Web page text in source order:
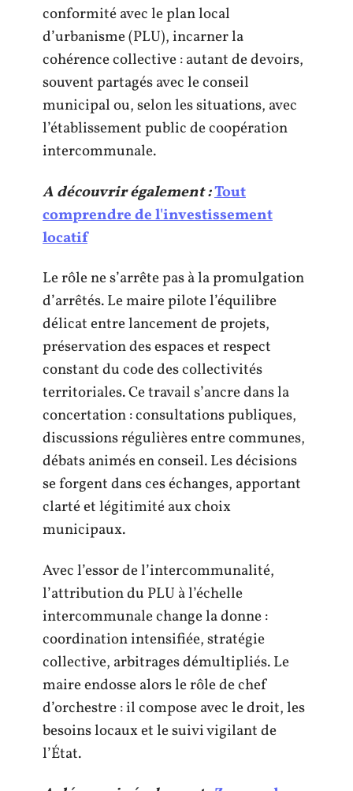
conformité avec le plan local
d’urbanisme (PLU), incarner la
cohérence collective : autant de devoirs,
souvent partagés avec le conseil
municipal ou, selon les situations, avec
l’établissement public de coopération
intercommunale.
A découvrir également :Tout
comprendre de l'investissement
locatif
Le rôle ne s’arrête pas à la promulgation
d’arrêtés. Le maire pilote l’équilibre
délicat entre lancement de projets,
préservation des espaces et respect
constant du code des collectivités
territoriales. Ce travail s’ancre dans la
concertation : consultations publiques,
discussions régulières entre communes,
débats animés en conseil. Les décisions
se forgent dans ces échanges, apportant
clarté et légitimité aux choix
municipaux.
Avec l’essor de l’intercommunalité,
l’attribution du PLU à l’échelle
intercommunale change la donne :
coordination intensifiée, stratégie
collective, arbitrages démultipliés. Le
maire endosse alors le rôle de chef
d’orchestre : il compose avec le droit, les
besoins locaux et le suivi vigilant de
l’État.